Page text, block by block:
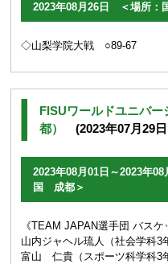
2023年08月26日 ＜場所：
◇山梨学院大戦 ○89-67
FISUワールドユニバ
都）
(2023年07月29
2023年08月01日～2023年
国 成都＞
《TEAM JAPAN選手団 バス
山内ジャヘル琉人（社会学科3
富山 仁貴（スポーツ科学科3